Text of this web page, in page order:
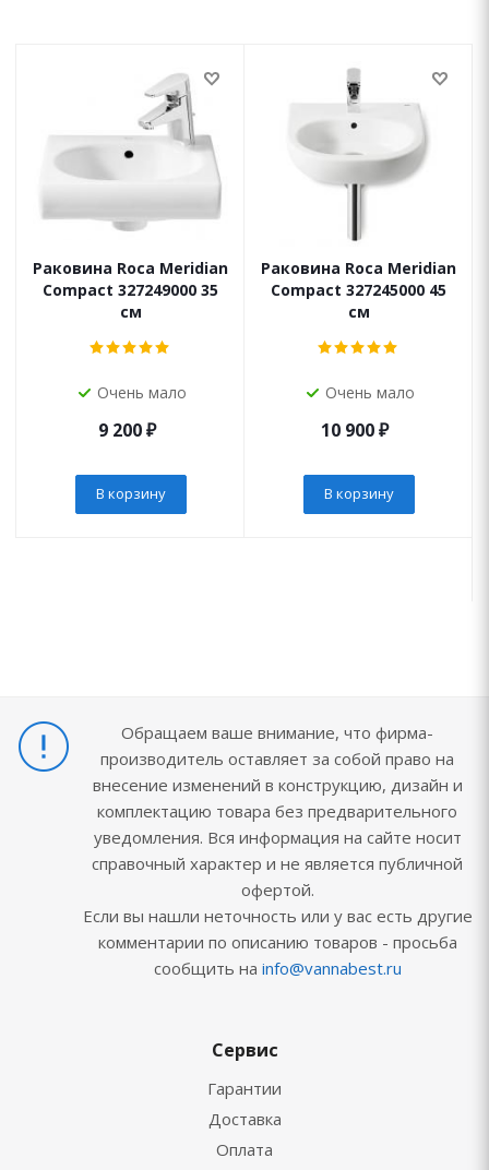
Раковина Roca Meridian
Compact 327249000 35
см
Очень мало
9 200₽
В корзину
Раковина Roca Meridian
Compact 327245000 45
см
Очень мало
10 900₽
В корзину
Обращаем ваше внимание, что фирма-
производитель оставляет за собой право на
внесение изменений в конструкцию, дизайн и
комплектацию товара без предварительного
уведомления. Вся информация на сайте носит
справочный характер и не является публичной
офертой.
Если вы нашли неточность или у вас есть другие
комментарии по описанию товаров - просьба
сообщить на info@vannabest.ru
Сервис
Гарантии
Доставка
Оплата